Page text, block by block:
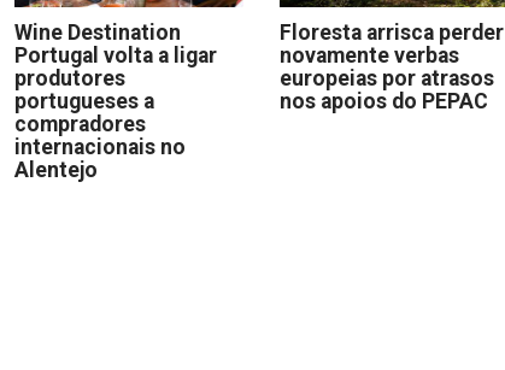
Wine Destination
Portugal volta a ligar
produtores
portugueses a
compradores
internacionais no
Alentejo
Floresta arrisca perder
novamente verbas
europeias por atrasos
nos apoios do PEPAC